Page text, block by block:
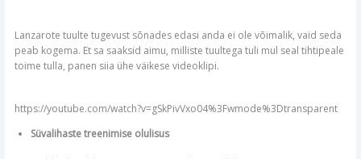
Lanzarote tuulte tugevust sõnades edasi anda ei ole võimalik, vaid seda
peab kogema. Et sa saaksid aimu, milliste tuultega tuli mul seal tihtipeale
toime tulla, panen siia ühe väikese videoklipi.
https://youtube.com/watch?v=gSkPivVxo04%3Fwmode%3Dtransparent
Süvalihaste treenimise olulisus